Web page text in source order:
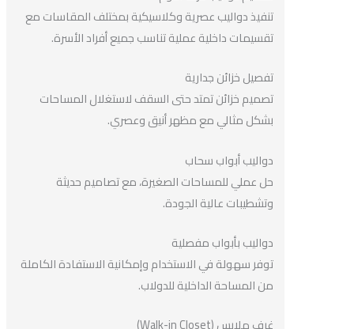
تنفيذ دواليب عصرية وكلاسيكية بمختلف المقاسات مع
تقسيمات داخلية عملية تناسب جميع أفراد الأسرة.
تفصيل خزائن جدارية
تصميم خزائن تمتد حتى السقف لاستغلال المساحات
بشكل مثالي مع مظهر أنيق وعصري.
دواليب أبواب سحاب
حل عملي للمساحات الصغيرة، مع تصاميم حديثة
وتشطيبات عالية الجودة.
دواليب بأبواب مفصلية
توفر سهولة في الاستخدام وإمكانية الاستفادة الكاملة
من المساحة الداخلية للدولاب.